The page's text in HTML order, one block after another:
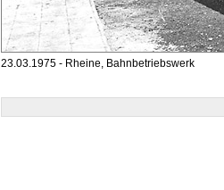
23.03.1975 - Rheine, Bahnbetriebswerk